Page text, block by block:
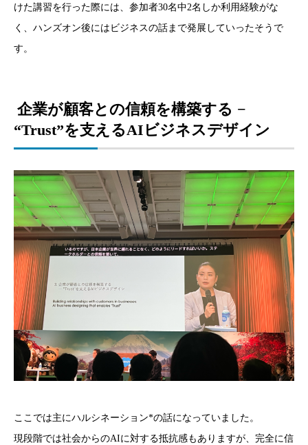
けた講習を行った際には、参加者30名中2名しか利用経験がな
く、ハンズオン後にはビジネスの話まで発展していったそうで
す。
企業が顧客との信頼を構築する −
“Trust”を支えるAIビジネスデザイン
ここでは主にハルシネーション*の話になっていました。
現段階では社会からのAIに対する抵抗感もありますが、完全に信